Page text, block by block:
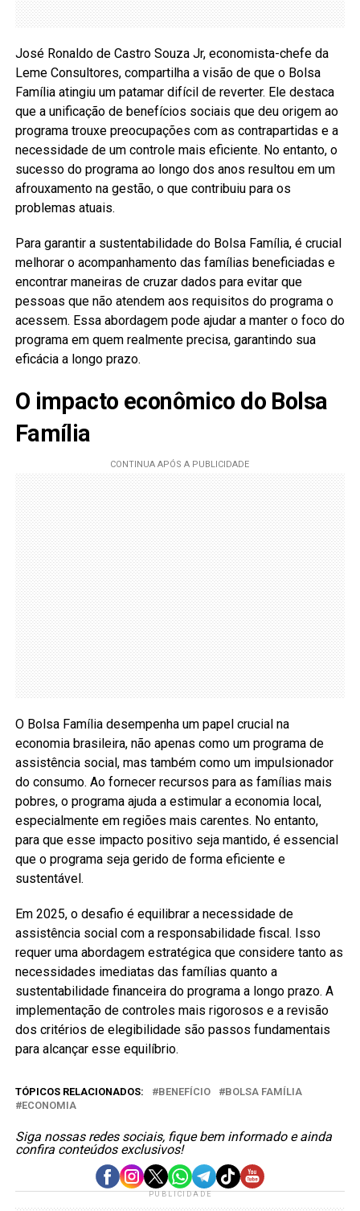
José Ronaldo de Castro Souza Jr, economista-chefe da
Leme Consultores, compartilha a visão de que o Bolsa
Família atingiu um patamar difícil de reverter. Ele destaca
que a unificação de benefícios sociais que deu origem ao
programa trouxe preocupações com as contrapartidas e a
necessidade de um controle mais eficiente. No entanto, o
sucesso do programa ao longo dos anos resultou em um
afrouxamento na gestão, o que contribuiu para os
problemas atuais.
Para garantir a sustentabilidade do Bolsa Família, é crucial
melhorar o acompanhamento das famílias beneficiadas e
encontrar maneiras de cruzar dados para evitar que
pessoas que não atendem aos requisitos do programa o
acessem. Essa abordagem pode ajudar a manter o foco do
programa em quem realmente precisa, garantindo sua
eficácia a longo prazo.
O impacto econômico do Bolsa
Família
O Bolsa Família desempenha um papel crucial na
economia brasileira, não apenas como um programa de
assistência social, mas também como um impulsionador
do consumo. Ao fornecer recursos para as famílias mais
pobres, o programa ajuda a estimular a economia local,
especialmente em regiões mais carentes. No entanto,
para que esse impacto positivo seja mantido, é essencial
que o programa seja gerido de forma eficiente e
sustentável.
Em 2025, o desafio é equilibrar a necessidade de
assistência social com a responsabilidade fiscal. Isso
requer uma abordagem estratégica que considere tanto as
necessidades imediatas das famílias quanto a
sustentabilidade financeira do programa a longo prazo. A
implementação de controles mais rigorosos e a revisão
dos critérios de elegibilidade são passos fundamentais
para alcançar esse equilíbrio.
TÓPICOS RELACIONADOS: BENEFÍCIO
BOLSA FAMÍLIA
ECONOMIA
Siga nossas redes sociais, fique bem informado e ainda
confira conteúdos exclusivos!
PUBLICIDADE